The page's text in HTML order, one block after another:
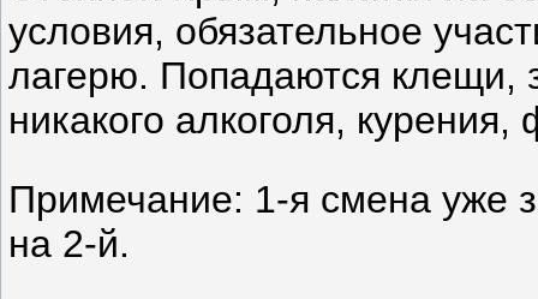
условия, обязательное
лагерю. Попадаются клещи,
никакого алкоголя,
Примечание: 1-я смена уже
на 2-й.